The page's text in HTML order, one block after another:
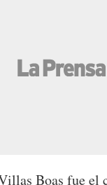
Boas fue el